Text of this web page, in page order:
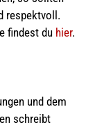
respektvoll.
findest du hier.
und dem
schreibt